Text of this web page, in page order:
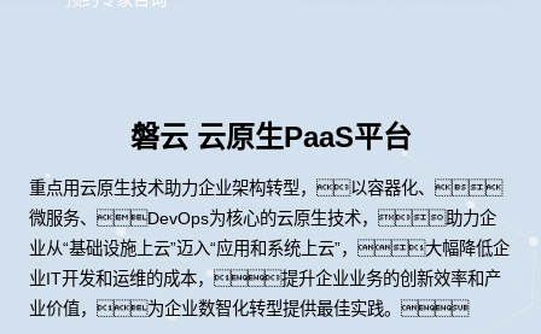
磐云 云原生PaaS平台
重点用云原生技术助力企业架构转型，以容器化、
微服务、DevOps为核心的云原生技术，助力企
业从“基础设施上云”迈入“应用和系统上云”，大幅降低企
业IT开发和运维的成本，提升企业业务的创新效率和产
业价值，为企业数智化转型提供最佳实践。